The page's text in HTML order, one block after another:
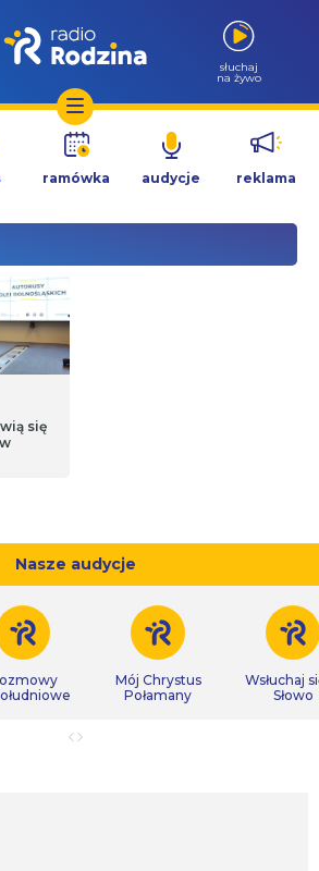
słuchaj
na żywo
ramówka audycje reklama
się
Nasze audycje
Mój Chrystus
Połamany
Wsłuchaj
Słowo